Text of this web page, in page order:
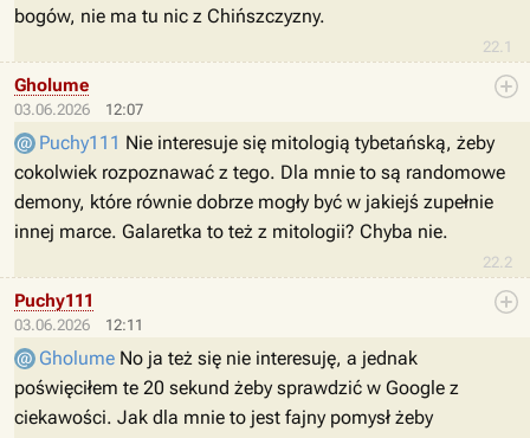
22.1
bogów, nie ma tu nic z Chińszczyzny.
03.06.2026 12:07
22.2
Gholume
Puchy111 Nie interesuje się mitologią tybetańską, żeby
cokolwiek rozpoznawać z tego. Dla mnie to są randomowe
demony, które równie dobrze mogły być w jakiejś zupełnie
innej marce. Galaretka to też z mitologii? Chyba nie.
03.06.2026 12:11
Puchy111
Gholume No ja też się nie interesuję, a jednak
poświęciłem te 20 sekund żeby sprawdzić w Google z
ciekawości. Jak dla mnie to jest fajny pomysł żeby